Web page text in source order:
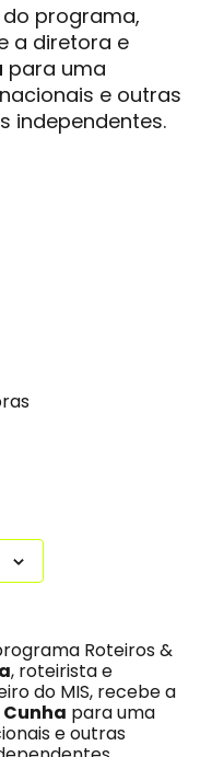
programa,
a diretora e
para uma
e outras
independentes.
Roteiros &
, roteirista e
do MIS, recebe a
para uma
e outras